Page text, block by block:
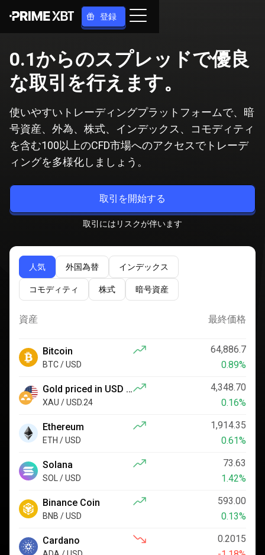
登録
0.1からのスプレッドで優良
な取引を行えます。
使いやすいトレーディングプラットフォームで、暗
号資産、外為、株式、インデックス、コモディティ
を含む100以上のCFD市場へのアクセスでトレーデ
ィングを多様化しましょう。
取引を開始する
取引にはリスクが伴います
人気 外国為替 インデックス
コモディティ 株式 暗号資産
資産 最終価格
Bitcoin
BTC / USD
64,886.7
0.89%
Gold priced in USD 24x7
XAU / USD.24
4,348.70
0.16%
Ethereum
ETH / USD
1,914.35
0.61%
Solana
SOL / USD
73.63
1.42%
Binance Coin
BNB / USD
593.00
0.13%
Cardano
0.2015